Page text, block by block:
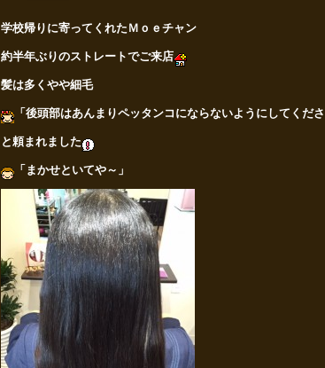
学校帰りに寄ってくれたＭｏｅチャン
約半年ぶりのストレートでご来店
髪は多くやや細毛
「後頭部はあんまりペッタンコにならないようにしてくださ
と頼まれました
「まかせといてや～」